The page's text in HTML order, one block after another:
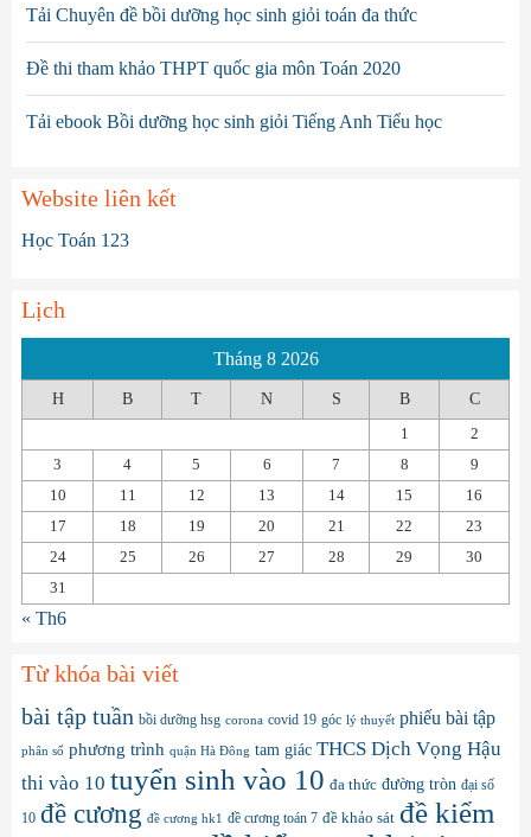
Tải Chuyên đề bồi dưỡng học sinh giỏi toán đa thức
Đề thi tham khảo THPT quốc gia môn Toán 2020
Tải ebook Bồi dưỡng học sinh giỏi Tiếng Anh Tiểu học
Website liên kết
Học Toán 123
Lịch
Tháng 8 2026
H B T N S B C
1
2
3
4 5 6 7 8
9
10
11 12 13 14 15
16
17
18 19 20 21 22
23
24
25 26 27 28 29
30
31
« Th6
Từ khóa bài viết
bài tập tuần bồi dưỡng hsg corona covid 19 góc lý thuyết phiếu bài tập
phân số phương trình quận Hà Đông tam giác THCS Dịch Vọng Hậu
thi vào 10 tuyển sinh vào 10 đa thức đường tròn đại số
10 đề cương đề cương hk1 đề cương toán 7 đề khảo sát đề kiểm